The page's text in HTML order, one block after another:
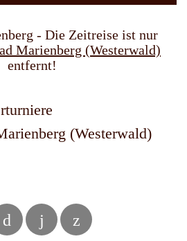
- Die Zeitreise ist nur
Marienberg (Westerwald)
entfernt!
(Westerwald)